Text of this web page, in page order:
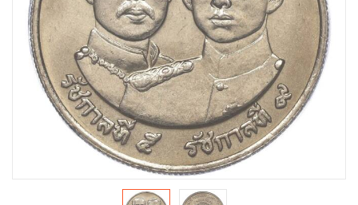
Юбилейные монеты Банка России (с 1999 года)
Памятные и инвестиционные монеты СССР и России
Иностранные монеты
Неофициальные выпуски монет (Unusual)
Античные и средневековые монеты